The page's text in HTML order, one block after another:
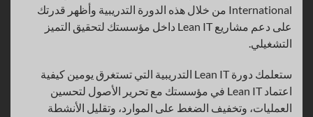
International من خلال هذه الدورة التدريبية وأظهر قدرتك
على دعم مشاريع Lean IT داخل مؤسستك لتحقيق التميز
التشغيلي.
ستعلمك دورة Lean IT التدريبية التي تستغرق يومين كيفية
اعتماد Lean IT في مؤسستك مع تحرير الأصول لتحسين
العمليات، وتخفيف الضغط على الموارد، وتقليل الأنشطة